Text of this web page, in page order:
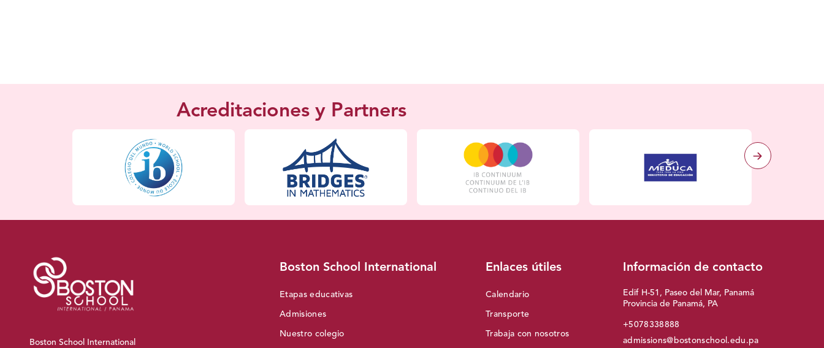
Acreditaciones y Partners
Boston School International
Boston School International
Etapas educativas
Admisiones
Nuestro colegio
Enlaces útiles
Calendario
Transporte
Trabaja con nosotros
Información de contacto
Edif H-51, Paseo del Mar, Panamá
Provincia de Panamá, PA
+5078338888
admissions@bostonschool.edu.pa